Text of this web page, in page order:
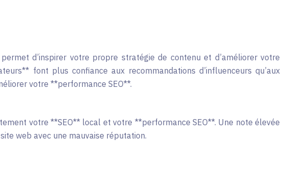
d’inspirer votre propre stratégie de contenu et d’améliorer votre
font plus confiance aux recommandations d’influenceurs qu’aux
votre **performance SEO**.
votre **SEO** local et votre **performance SEO**. Une note élevée
web avec une mauvaise réputation.